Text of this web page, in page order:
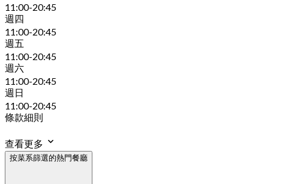
11:00-20:45
週四
11:00-20:45
週五
11:00-20:45
週六
11:00-20:45
週日
11:00-20:45
條款細則
查看更多
按菜系篩選的熱門餐廳